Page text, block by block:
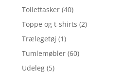
Toilettasker (40)
Toppe og t-shirts (2)
Trælegetøj (1)
Tumlemøbler (60)
Udeleg (5)